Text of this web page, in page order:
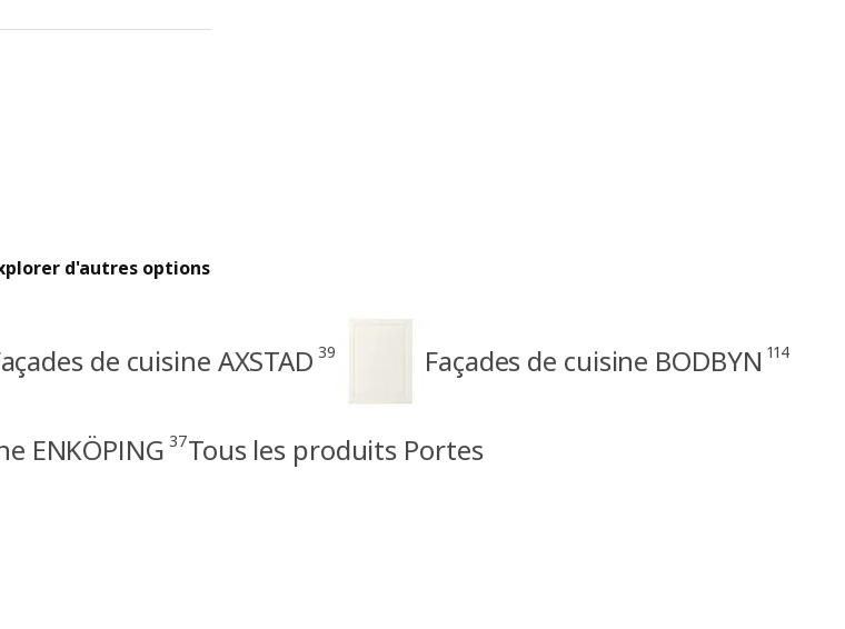
d'autres options
de cuisine AXSTAD 39 Façades de cuisine BODBYN 114
ENKÖPING 37Tous les produits Portes